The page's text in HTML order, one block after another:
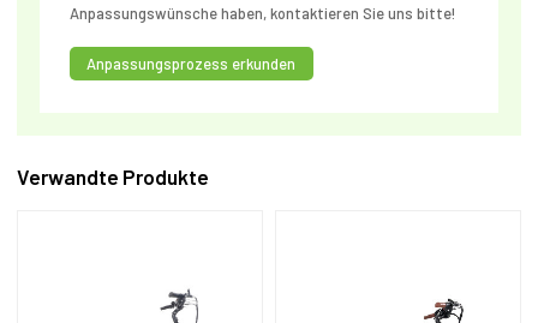
Anpassungswünsche haben, kontaktieren Sie uns bitte!
Anpassungsprozess erkunden
Verwandte Produkte